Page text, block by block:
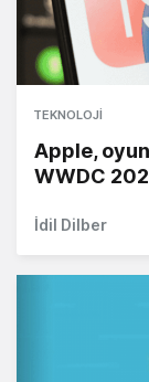
TEKNOLOJI
Apple,
WWDC
İdil Dilber